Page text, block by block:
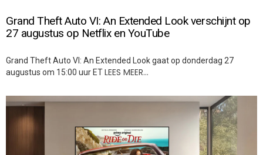
Grand Theft Auto VI: An Extended Look verschijnt op
27 augustus op Netflix en YouTube
Grand Theft Auto VI: An Extended Look gaat op donderdag 27
augustus om 15:00 uur ETLEES MEER…